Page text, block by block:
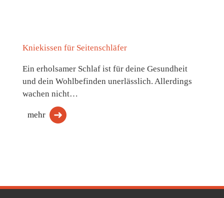
Kniekissen für Seitenschläfer
Ein erholsamer Schlaf ist für deine Gesundheit
und dein Wohlbefinden unerlässlich. Allerdings
wachen nicht…
mehr